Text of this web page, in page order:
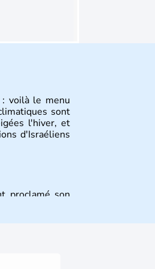
voilà le menu
sont
l'hiver, et
d'Israéliens
proclamé son